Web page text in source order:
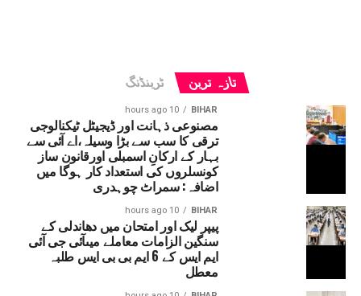
تازہ ترین ٹرینڈنگ
BIHAR
10 hours ago
مصنوعی ذہانت اور ڈیجیٹل ٹیکنالوجی
ترقی کا سب سے بڑا وسیلہ،اے آئی سے
بہار کے ارکانِ اسمبلی اورقانون ساز
کونسلروں کی استعداد کار ہوگا میں
اضافہ: سمراٹ چوہدری
BIHAR
10 hours ago
پیپر لیک اور امتحان میں دھاندلی کے
سنگین الزامات معاملے میںآئی جی آئی
ایم ایس کے 6 ایم بی بی ایس طلبہ
معطل